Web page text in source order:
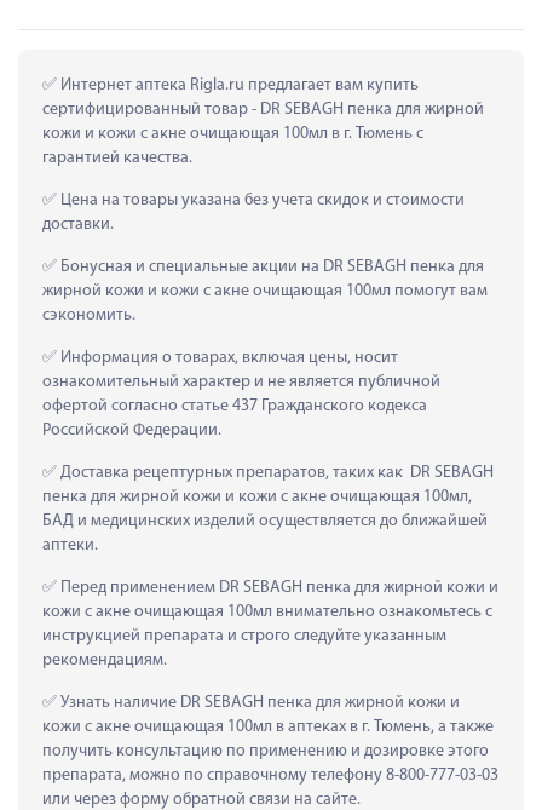
Интернет аптека Rigla.ru предлагает вам купить
сертифицированный товар - DR SEBAGH пенка для жирной
кожи и кожи с акне очищающая 100мл в г. Тюмень с
гарантией качества.
Цена на товары указана без учета скидок и стоимости
доставки.
Бонусная и специальные акции на DR SEBAGH пенка для
жирной кожи и кожи с акне очищающая 100мл помогут вам
сэкономить.
Информация о товарах, включая цены, носит
ознакомительный характер и не является публичной
офертой согласно статье 437 Гражданского кодекса
Российской Федерации.
Доставка рецептурных препаратов, таких как  DR SEBAGH
пенка для жирной кожи и кожи с акне очищающая 100мл,
БАД и медицинских изделий осуществляется до ближайшей
аптеки.
Перед применением DR SEBAGH пенка для жирной кожи и
кожи с акне очищающая 100мл внимательно ознакомьтесь с
инструкцией препарата и строго следуйте указанным
рекомендациям.
Узнать наличие DR SEBAGH пенка для жирной кожи и
кожи с акне очищающая 100мл в аптеках в г. Тюмень, а также
получить консультацию по применению и дозировке этого
препарата, можно по справочному телефону 8-800-777-03-03
или через форму обратной связи на сайте.